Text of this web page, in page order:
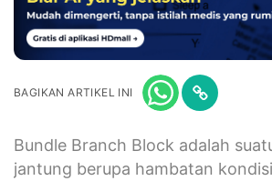
BAGIKAN ARTIKEL INI
Bundle Branch Block adalah
jantung berupa hambatan